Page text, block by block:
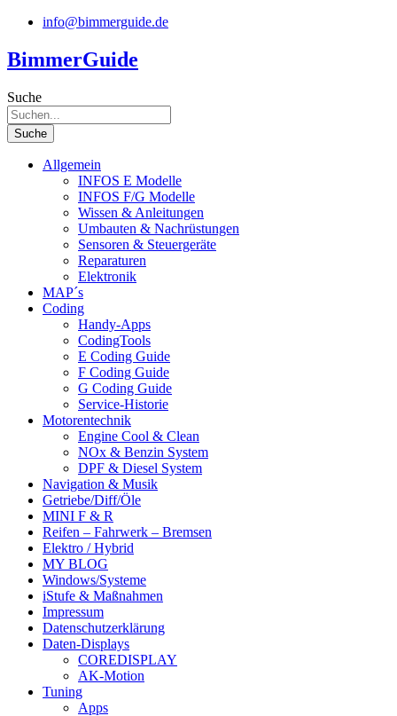
Zum
springen
info@bimmerguide.de
BimmerGuide
Suche
Suche
Allgemein
INFOS E Modelle
INFOS F/G Modelle
Wissen & Anleitungen
Umbauten & Nachrüstungen
Sensoren & Steuergeräte
Reparaturen
Elektronik
MAP´s
Coding
Handy-Apps
CodingTools
E Coding Guide
F Coding Guide
G Coding Guide
Service-Historie
Motorentechnik
Engine Cool & Clean
NOx & Benzin System
DPF & Diesel System
Navigation & Musik
Getriebe/Diff/Öle
MINI F & R
Reifen – Fahrwerk – Bremsen
Elektro / Hybrid
MY BLOG
Windows/Systeme
iStufe & Maßnahmen
Impressum
Datenschutzerklärung
Daten-Displays
COREDISPLAY
AK-Motion
Tuning
Apps